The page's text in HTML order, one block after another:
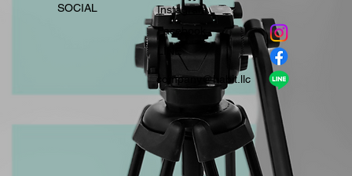
​SOCIAL
Instagram
​Facebook
company＠habit.llc